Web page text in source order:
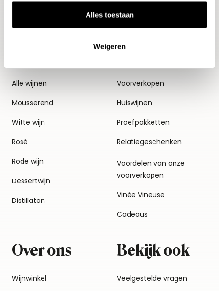
Alles toestaan
Weigeren
Alle wijnen
Mousserend
Witte wijn
Rosé
Rode wijn
Dessertwijn
Distillaten
Thema's
Voorverkopen
Huiswijnen
Proefpakketten
Relatiegeschenken
Voordelen van onze
voorverkopen
Vinée Vineuse
Cadeaus
Over ons
Wijnwinkel
Bekijk ook
Veelgestelde vragen